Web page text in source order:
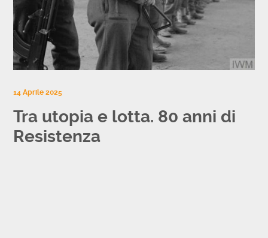
14 Aprile 2025
Tra utopia e lotta. 80 anni di
Resistenza